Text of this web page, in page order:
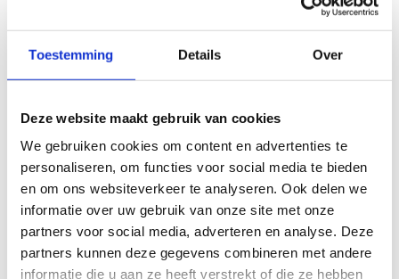
Toestemming Details Over
Deze website maakt gebruik van cookies
We gebruiken cookies om content en advertenties te
personaliseren, om functies voor social media te bieden
en om ons websiteverkeer te analyseren. Ook delen we
informatie over uw gebruik van onze site met onze
partners voor social media, adverteren en analyse. Deze
partners kunnen deze gegevens combineren met andere
informatie die u aan ze heeft verstrekt of die ze hebben
tafeltennis zorgt voor actie, uitdaging en veel
plezier.
verantwoordelijk om hun korting op voorhand aan
te vragen!
Studenten met een SNS-pas of Student App mailen
naar res.brugge@sport.vlaanderen om te reserveren!